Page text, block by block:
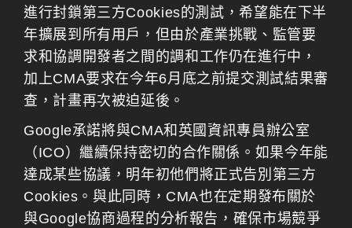
進行封鎖第三方Cookies的測試，希望能在下半
年擴展到所有用戶，但由於產業挑戰、監管要
求和協調開發者之間的調和工作仍在進行中，
加上CMA要求在今年6月底之前提交測試結果審
查，計畫再次被迫延後。
Google承諾將與CMA和英國資訊專員辦公室
（ICO）繼續保持密切的合作關係。如果今年能
達成某些協議，明年初他們將正式告別第三方
Cookies。與此同時，CMA也在定期發布關於
與Google協商過程的分析報告，確保市場競爭